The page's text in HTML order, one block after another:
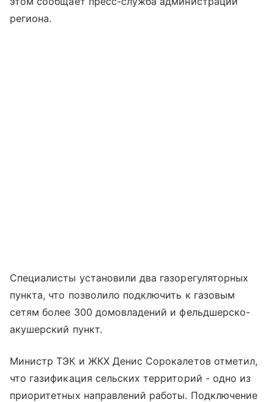
региона.
Специалисты установили два газорегуляторных
пункта, что позволило подключить к газовым
сетям более 300 домовладений и фельдшерско-
акушерский пункт.
Министр ТЭК и ЖКХ Денис Сорокалетов отметил,
что газификация сельских территорий - одно из
приоритетных направлений работы. Подключение